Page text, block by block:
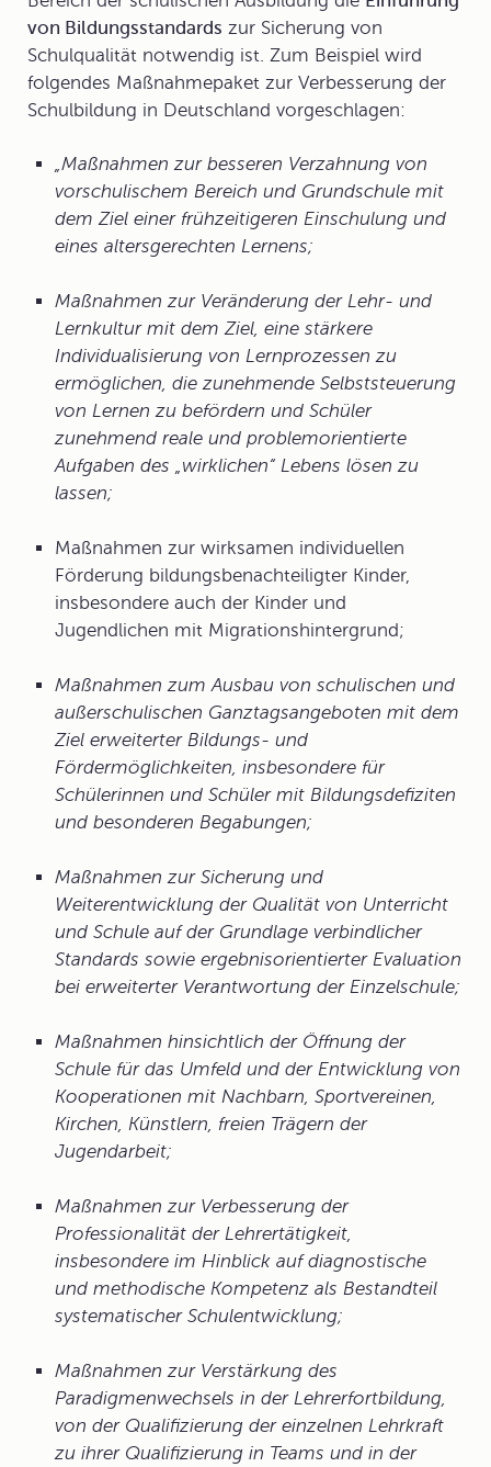
von Bildungsstandards zur Sicherung von
Schulqualität notwendig ist. Zum Beispiel wird
folgendes Maßnahmepaket zur Verbesserung der
Schulbildung in Deutschland vorgeschlagen:
„Maßnahmen zur besseren Verzahnung von
vorschulischem Bereich und Grundschule mit
dem Ziel einer frühzeitigeren Einschulung und
eines altersgerechten Lernens;
Maßnahmen zur Veränderung der Lehr- und
Lernkultur mit dem Ziel, eine stärkere
Individualisierung von Lernprozessen zu
ermöglichen, die zunehmende Selbststeuerung
von Lernen zu befördern und Schüler
zunehmend reale und problemorientierte
Aufgaben des „wirklichen“ Lebens lösen zu
lassen;
Maßnahmen zur wirksamen individuellen
Förderung bildungsbenachteiligter Kinder,
insbesondere auch der Kinder und
Jugendlichen mit Migrationshintergrund;
Maßnahmen zum Ausbau von schulischen und
außerschulischen Ganztagsangeboten mit dem
Ziel erweiterter Bildungs- und
Fördermöglichkeiten, insbesondere für
Schülerinnen und Schüler mit Bildungsdefiziten
und besonderen Begabungen;
Maßnahmen zur Sicherung und
Weiterentwicklung der Qualität von Unterricht
und Schule auf der Grundlage verbindlicher
Standards sowie ergebnisorientierter Evaluation
bei erweiterter Verantwortung der Einzelschule;
Maßnahmen hinsichtlich der Öffnung der
Schule für das Umfeld und der Entwicklung von
Kooperationen mit Nachbarn, Sportvereinen,
Kirchen, Künstlern, freien Trägern der
Jugendarbeit;
Maßnahmen zur Verbesserung der
Professionalität der Lehrertätigkeit,
insbesondere im Hinblick auf diagnostische
und methodische Kompetenz als Bestandteil
systematischer Schulentwicklung;
Maßnahmen zur Verstärkung des
Paradigmenwechsels in der Lehrerfortbildung,
von der Qualifizierung der einzelnen Lehrkraft
zu ihrer Qualifizierung in Teams und in der